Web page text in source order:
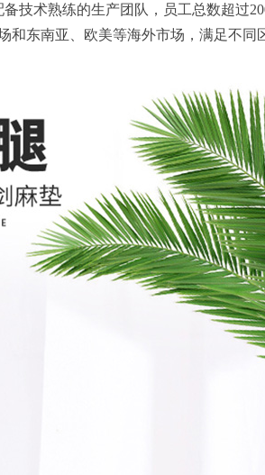
技术熟练的生产团队，员工总数超
东南亚、欧美等海外市场，满足不同